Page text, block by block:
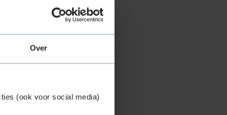
Over
(ook voor social media)